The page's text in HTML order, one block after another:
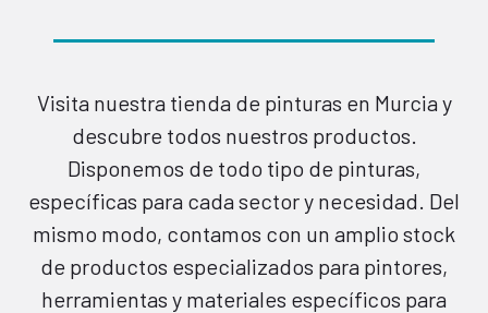
Visita nuestra tienda de pinturas en Murcia y
descubre todos nuestros productos.
Disponemos de todo tipo de pinturas,
específicas para cada sector y necesidad. Del
mismo modo, contamos con un amplio stock
de productos especializados para pintores,
herramientas y materiales específicos para